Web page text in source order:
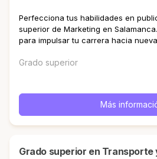
Perfecciona tus habilidades en
superior de Marketing en
para impulsar tu carrera hacia
Grado superior
Más
Grado superior en Transporte y Logística en